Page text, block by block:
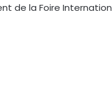
de la Foire